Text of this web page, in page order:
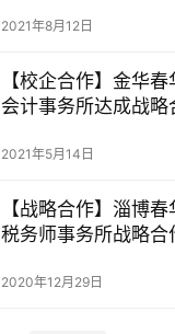
2021年8月12日
【校企合作】金华
会计事务所达成战略
2021年5月14日
【战略合作】淄博
税务师事务所战略合
2020年12月29日